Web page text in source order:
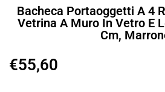
Bacheca Portaoggetti A 4
Vetrina A Muro In Vetro E
Cm,
€55,60